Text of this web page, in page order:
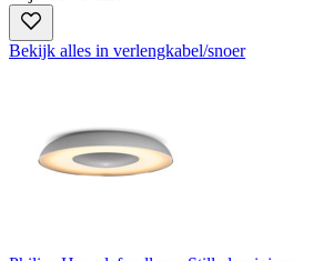
Bekijk alles in verlengkabel/snoer